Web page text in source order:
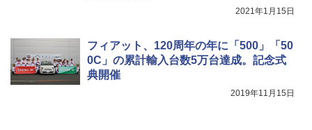
2021年1月15日
フィアット、120周年の年に「500」「50
0C」の累計輸入台数5万台達成。記念式
典開催
2019年11月15日